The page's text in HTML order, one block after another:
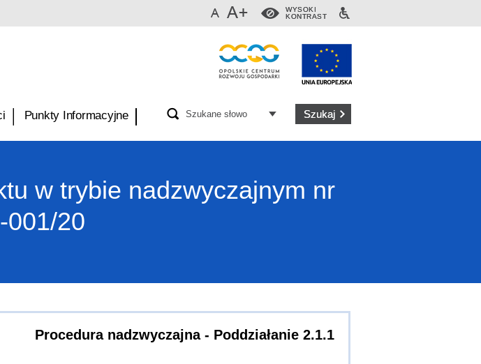
WYSOKI
KONTRAST
Punkty Informacyjne
w trybie nadzwyczajnym nr
001/20
Procedura nadzwyczajna - Poddziałanie 2.1.1